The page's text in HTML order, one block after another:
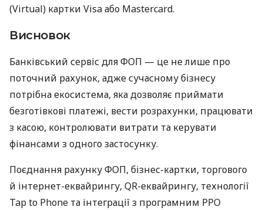
(Virtual) картки Visa або Mastercard.
Висновок
Банківський сервіс для ФОП — це не лише про
поточний рахунок, адже сучасному бізнесу
потрібна екосистема, яка дозволяє приймати
безготівкові платежі, вести розрахунки, працювати
з касою, контролювати витрати та керувати
фінансами з одного застосунку.
Поєднання рахунку ФОП, бізнес-картки, торгового
й інтернет-еквайрингу, QR-еквайрингу, технології
Tap to Phone та інтеграції з програмним РРО